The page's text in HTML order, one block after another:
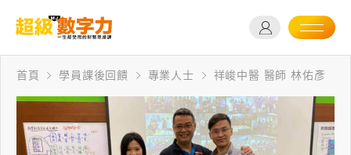
首頁 學員課後回饋 專業人士 祥峻中醫 醫師 林佑彥